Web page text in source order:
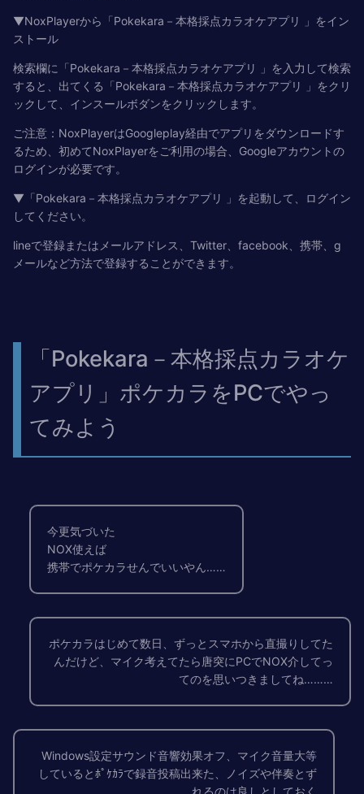
▼NoxPlayerから「Pokekara－本格採点カラオケアプリ 」をイン
ストール
検索欄に「Pokekara－本格採点カラオケアプリ 」を入力して検索
すると、出てくる「Pokekara－本格採点カラオケアプリ 」をクリ
ックして、インスールボダンをクリックします。
ご注意：NoxPlayerはGoogleplay経由でアプリをダウンロードす
るため、初めてNoxPlayerをご利用の場合、Googleアカウントの
ログインが必要です。
▼「Pokekara－本格採点カラオケアプリ 」を起動して、ログイン
してください。
lineで登録またはメールアドレス、Twitter、facebook、携帯、g
メールなど方法で登録することができます。
「Pokekara－本格採点カラオケ
アプリ」ポケカラをPCでやっ
てみよう
今更気づいた
NOX使えば
携帯でポケカラせんでいいやん……
ポケカラはじめて数日、ずっとスマホから直撮りしてた
んだけど、マイク考えてたら唐突にPCでNOX介してっ
てのを思いつきましてね………
Windows設定サウンド音響効果オフ、マイク音量大等
しているとﾎﾟｹｶﾗで録音投稿出来た、ノイズや伴奏とず
れるのは良しとしておく